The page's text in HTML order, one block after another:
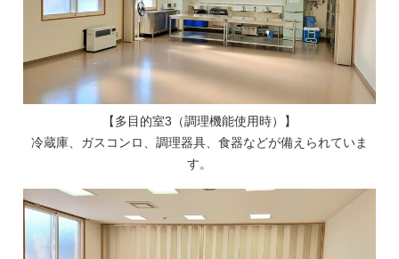
【多目的室3（調理機能使用時）】
冷蔵庫、ガスコンロ、調理器具、食器などが備えられていま
す。